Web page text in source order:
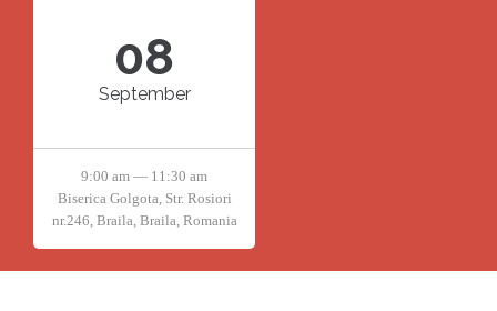
08
September
9:00 am — 11:30 am
Biserica Golgota, Str. Rosiori
nr.246, Braila, Braila, Romania